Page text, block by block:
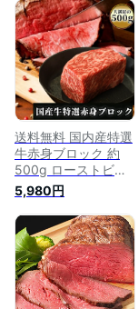
フ かたまり かたま
り肉 牛 黒毛和牛も
も肉 美味しい お取
り寄せ 冷凍 塊 ブロ
ック ローストビーフ
ギフト ローストビー
フ肉 ギフト 肉ギフ
ト 食べ物ギフト 美
味しい食べ物
送料無料 国内産特選
牛赤身ブロック 約
500g ローストビー
フ 牛肉 ローストビ
ーフギフト 焼肉 赤
身肉 焼肉赤身 牛も
も肉 牛ももブロック
牛赤身ブロック 牛モ
モブロック ブロック
赤身 牛ブロック ロ
ーストビーフ用 牛肉
5,980円